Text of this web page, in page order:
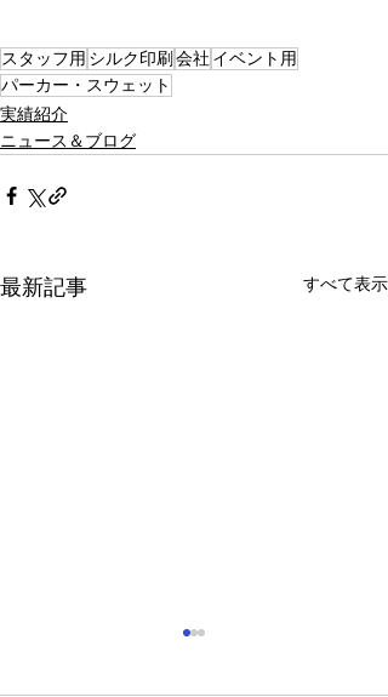
スタッフ用 シルク印刷 会社 イベント用
パーカー・スウェット
実績紹介
ニュース＆ブログ
最新記事 すべて表示